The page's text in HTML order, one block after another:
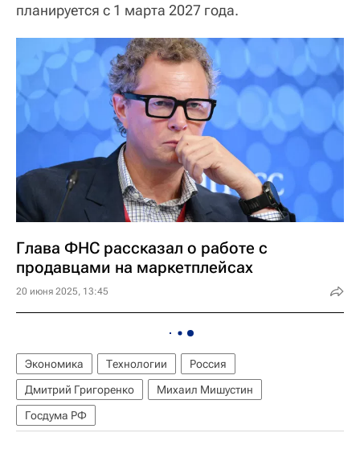
планируется с 1 марта 2027 года.
Глава ФНС рассказал о работе с
продавцами на маркетплейсах
20 июня 2025, 13:45
Экономика Технологии
Россия
Дмитрий Григоренко
Михаил Мишустин
Госдума РФ